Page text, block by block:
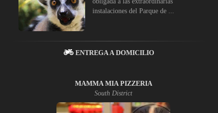
instalaciones del Parque de ...
ENTREGA A DOMICILIO
MAMMA MIA PIZZERIA
South District